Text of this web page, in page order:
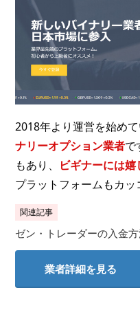
2018年より運営を始め
ナリーオプション業者で
もあり、
ビギナーには
プラットフォームもカッ
関連記事
ゼン・トレーダーの入金
業者詳細を見る